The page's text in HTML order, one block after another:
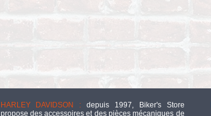
HARLEY DAVIDSON : depuis 1997, Biker's Store
propose des accessoires et des pièces mécaniques de